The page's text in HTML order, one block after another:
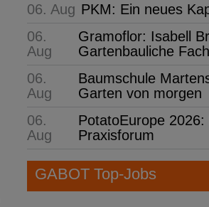
06. Aug PKM: Ein neues
06.
Aug
Gramoflor: Isabell
Gartenbauliche
06.
Aug
Baumschule
Garten von morgen
06.
Aug
PotatoEurope
Praxisforum
GABOT Top-Jobs